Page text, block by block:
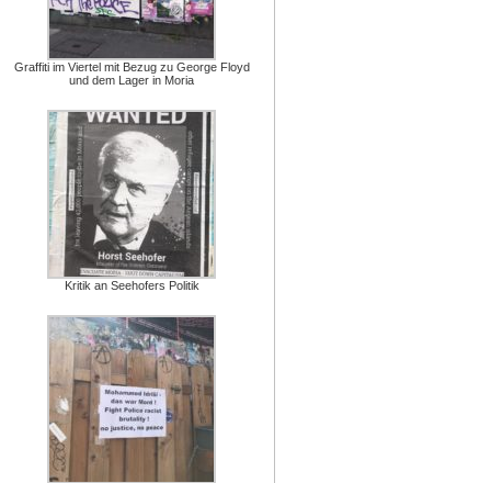
Graffiti im Viertel mit Bezug zu George Floyd
und dem Lager in Moria
Kritik an Seehofers Politik